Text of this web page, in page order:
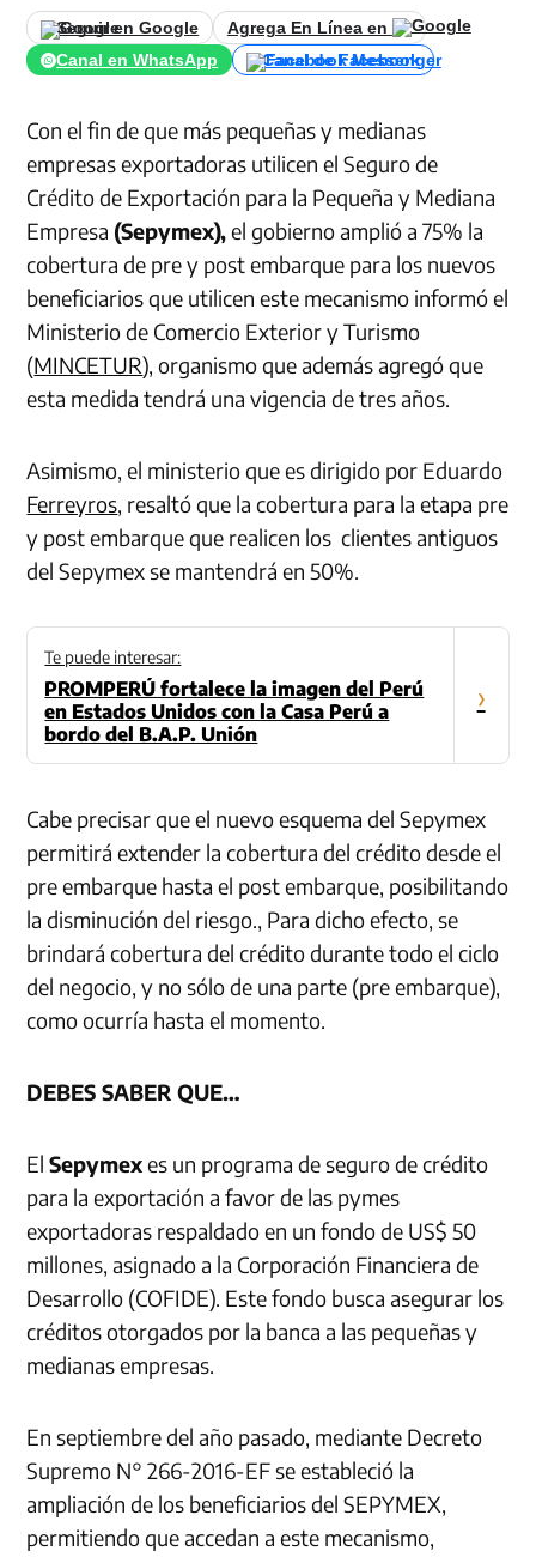
Seguir en Google
Agrega En Línea en
Canal en WhatsApp
Canal de Facebook
Con el fin de que más pequeñas y medianas
empresas exportadoras utilicen el Seguro de
Crédito de Exportación para la Pequeña y Mediana
Empresa (Sepymex),el gobierno amplió a 75% la
cobertura de pre y post embarque para los nuevos
beneficiarios que utilicen este mecanismo informó el
Ministerio de Comercio Exterior y Turismo
(MINCETUR), organismo que además agregó que
esta medida tendrá una vigencia de tres años.
Asimismo, el ministerio que es dirigido por Eduardo
Ferreyros, resaltó que la cobertura para la etapa pre
y post embarque que realicen los clientes antiguos
del Sepymex se mantendrá en 50%.
Te puede interesar:
PROMPERÚ fortalece la imagen del Perú
en Estados Unidos con la Casa Perú a
bordo del B.A.P. Unión
›
Cabe precisar que el nuevo esquema del Sepymex
permitirá extender la cobertura del crédito desde el
pre embarque hasta el post embarque, posibilitando
la disminución del riesgo., Para dicho efecto, se
brindará cobertura del crédito durante todo el ciclo
del negocio, y no sólo de una parte (pre embarque),
como ocurría hasta el momento.
DEBES SABER QUE…
ElSepymexes un programa de seguro de crédito
para la exportación a favor de las pymes
exportadoras respaldado en un fondo de US$ 50
millones, asignado a la Corporación Financiera de
Desarrollo (COFIDE). Este fondo busca asegurar los
créditos otorgados por la banca a las pequeñas y
medianas empresas.
En septiembre del año pasado, mediante Decreto
Supremo N° 266-2016-EF se estableció la
ampliación de los beneficiarios del SEPYMEX,
permitiendo que accedan a este mecanismo,